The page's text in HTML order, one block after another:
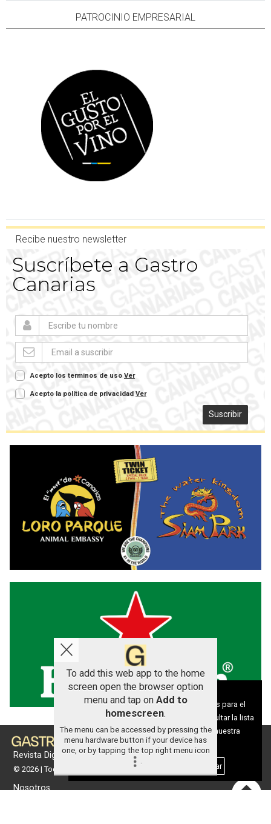
PATROCINIO EMPRESARIAL
Recibe nuestro newsletter
Suscríbete a Gastro
Canarias
Acepto los terminos de uso Ver
Acepto la política de privacidad Ver
Suscribir
Revista Digital de gastronomía
© 2026 | Todos los derechos reservados
Nosotros
To add this web app to the home
screen open the browser option
menu and tap on Add to
homescreen.
The menu can be accessed by pressing the
menu hardware button if your device has
one, or by tapping the top right menu icon
.
Aviso sobre el Uso de cookies:
Utilizamos cookies nuestras y de terceros para el
funcionamiento del digital. Puedes consultar la lista
de cookies y como desconectarlas. Ver nuestra
Política de Privacidad y Cookies
Aceptar Cookies Personalizar